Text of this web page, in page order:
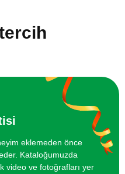
750 TL
eklemeden önce
Kataloğumuzda
video ve fotoğrafları yer